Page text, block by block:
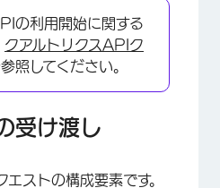
の利用開始に関する
クアルトリクスAPIク
照してください。
受け渡し
エストの構成要素です。